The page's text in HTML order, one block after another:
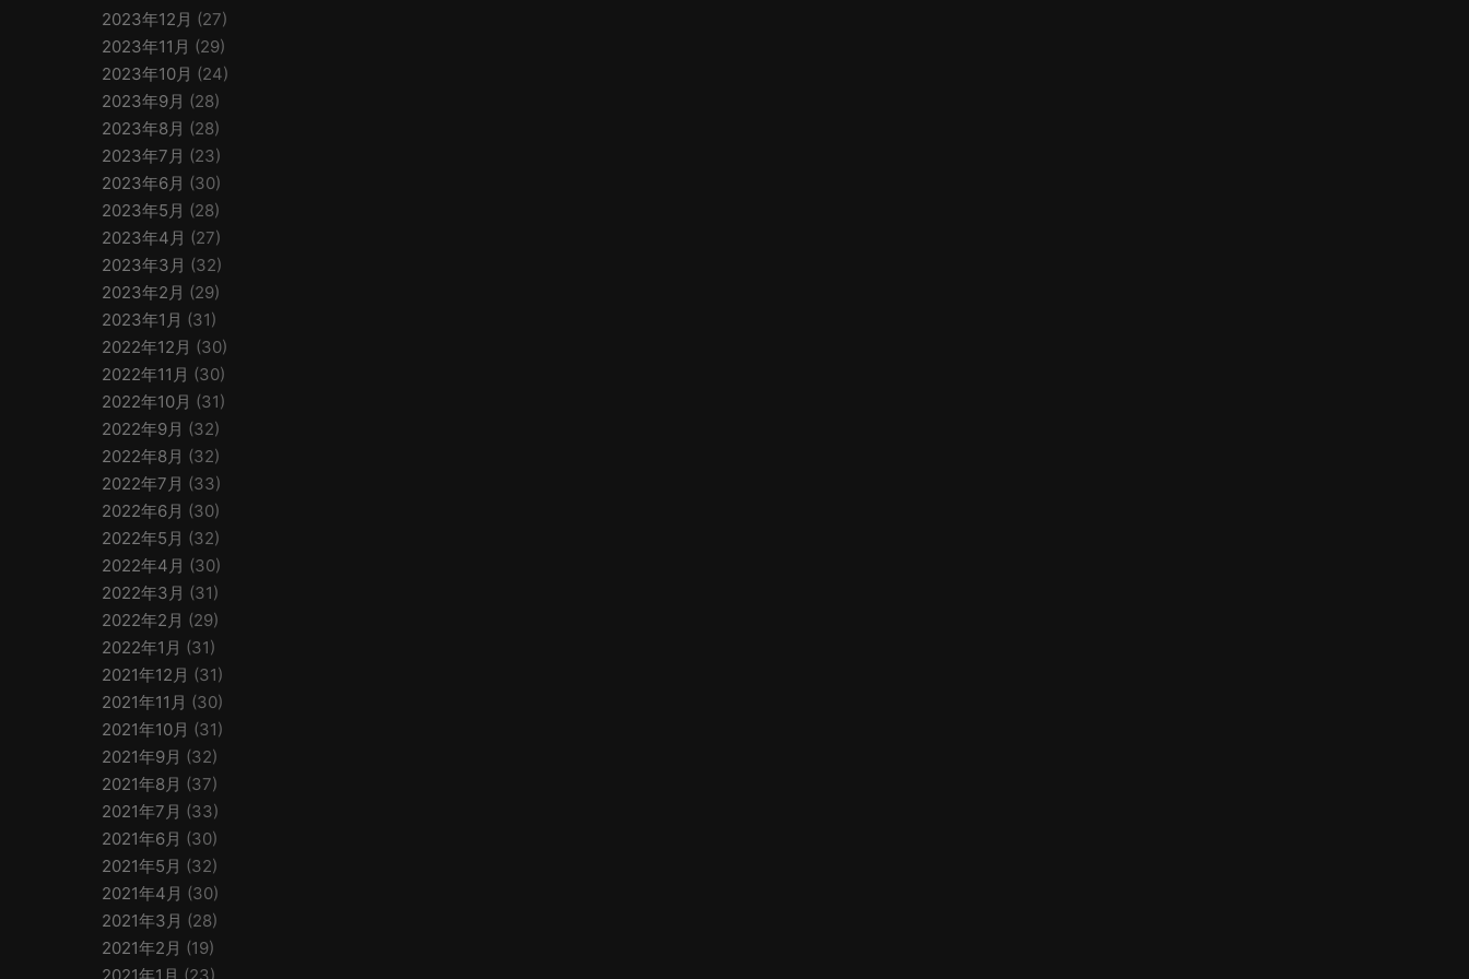
2023年12月 (27)
2023年11月 (29)
2023年10月 (24)
2023年9月 (28)
2023年8月 (28)
2023年7月 (23)
2023年6月 (30)
2023年5月 (28)
2023年4月 (27)
2023年3月 (32)
2023年2月 (29)
2023年1月 (31)
2022年12月 (30)
2022年11月 (30)
2022年10月 (31)
2022年9月 (32)
2022年8月 (32)
2022年7月 (33)
2022年6月 (30)
2022年5月 (32)
2022年4月 (30)
2022年3月 (31)
2022年2月 (29)
2022年1月 (31)
2021年12月 (31)
2021年11月 (30)
2021年10月 (31)
2021年9月 (32)
2021年8月 (37)
2021年7月 (33)
2021年6月 (30)
2021年5月 (32)
2021年4月 (30)
2021年3月 (28)
2021年2月 (19)